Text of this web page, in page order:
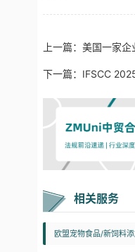
上一篇： 美国一家企
下一篇：
相关服务
欧盟宠物食品/新饲料